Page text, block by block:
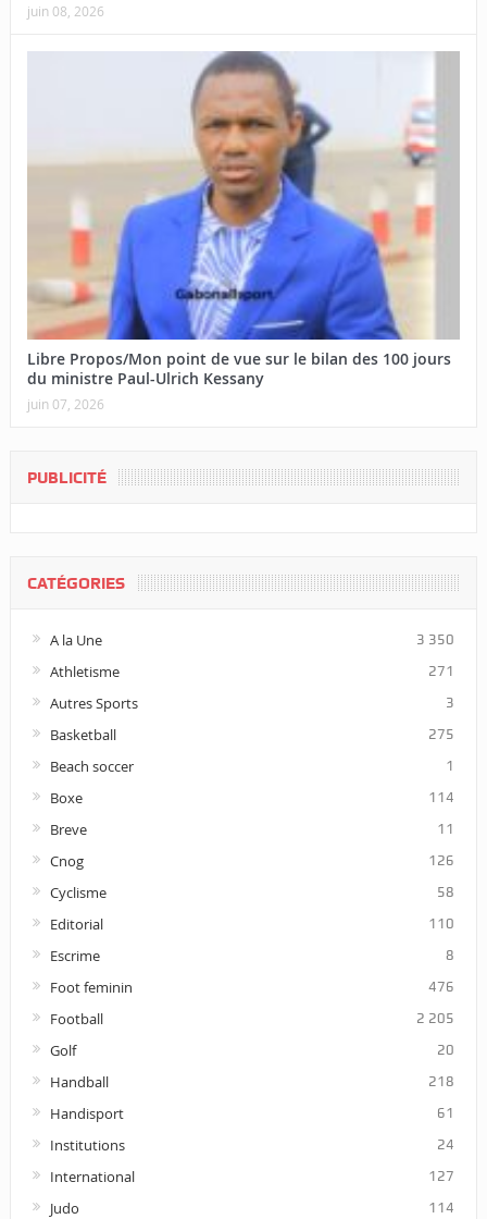
juin 08, 2026
Libre Propos/Mon point de vue sur le bilan des 100 jours
du ministre Paul-Ulrich Kessany
juin 07, 2026
PUBLICITÉ
CATÉGORIES
A la Une 3 350
Athletisme 271
Autres Sports 3
Basketball 275
Beach soccer 1
Boxe 114
Breve 11
Cnog 126
Cyclisme 58
Editorial 110
Escrime 8
Foot feminin 476
Football 2 205
Golf 20
Handball 218
Handisport 61
Institutions 24
International 127
Judo 114